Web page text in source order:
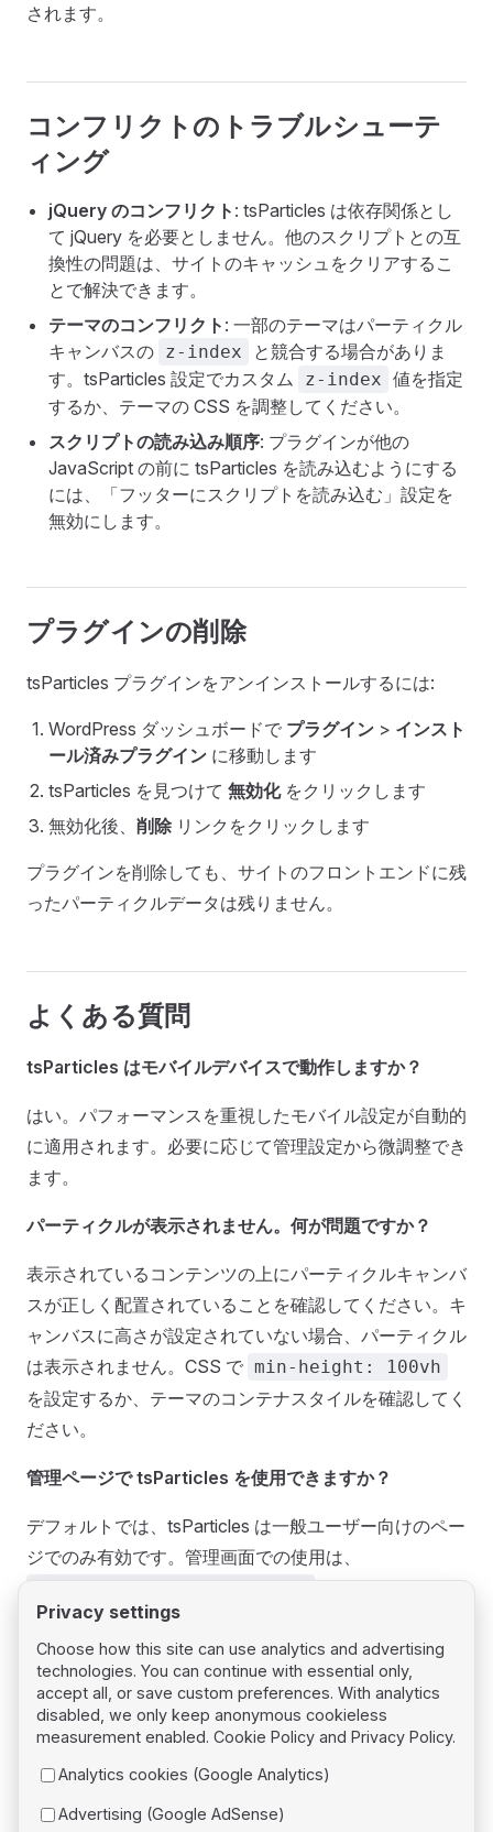
されます。
コンフリクトのトラブルシューテ
ィング
jQuery のコンフリクト : tsParticles は依存関係とし
て jQuery を必要としません。他のスクリプトとの互
換性の問題は、サイトのキャッシュをクリアするこ
とで解決できます。
テーマのコンフリクト : 一部のテーマはパーティクル
キャンバスの z-index
と競合する場合がありま
す。tsParticles 設定でカスタム
z-index 値を指定
するか、テーマの CSS を調整してください。
スクリプトの読み込み順序: プラグインが他の
JavaScript の前に tsParticles を読み込むようにする
には、「フッターにスクリプトを読み込む」設定を
無効にします。
プラグインの削除
tsParticles プラグインをアンインストールするには:
WordPress ダッシュボードで プラグイン > インスト
ール済みプラグイン に移動します
tsParticles を見つけて 無効化をクリックします
無効化後、 削除 リンクをクリックします
プラグインを削除しても、サイトのフロントエンドに残
ったパーティクルデータは残りません。
よくある質問
tsParticles はモバイルデバイスで動作しますか？
はい。パフォーマンスを重視したモバイル設定が自動的
に適用されます。必要に応じて管理設定から微調整でき
ます。
パーティクルが表示されません。何が問題ですか？
表示されているコンテンツの上にパーティクルキャンバ
スが正しく配置されていることを確認してください。キ
ャンバスに高さが設定されていない場合、パーティクル
は表示されません。CSS で min-height: 100vh
を設定するか、テーマのコンテナスタイルを確認してく
ださい。
管理ページで tsParticles を使用できますか？
デフォルトでは、tsParticles は一般ユーザー向けのペー
ジでのみ有効です。管理画面での使用は、
して有効にできます。
Pager
Inferno
Privacy settings
Choose how this site can use analytics and advertising
technologies. You can continue with essential only,
accept all, or save custom preferences. With analytics
disabled, we only keep anonymous cookieless
measurement enabled. Cookie Policy and Privacy Policy.
Analytics cookies (Google Analytics)
Advertising (Google AdSense)